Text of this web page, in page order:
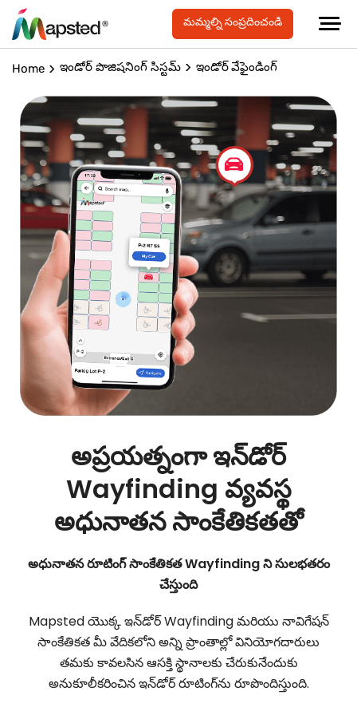
మమ్మల్ని సంప్రదించండి
Home ఇండోర్ పొజిషనింగ్ సిస్టమ్ ఇండోర్ వేఫైండింగ్
అప్రయత్నంగా ఇన్‌డోర్
Wayfinding వ్యవస్థ
అధునాతన సాంకేతికతతో
అధునాతన రూటింగ్ సాంకేతికత Wayfinding ని సులభతరం
చేస్తుంది
Mapsted యొక్క ఇన్‌డోర్ Wayfinding మరియు నావిగేషన్
సాంకేతికత మీ వేదికలోని అన్ని ప్రాంతాల్లో వినియోగదారులు
తమకు కావలసిన ఆసక్తి స్థానాలకు చేరుకునేందుకు
అనుకూలీకరించిన ఇన్‌డోర్ రూటింగ్‌ను రూపొందిస్తుంది.